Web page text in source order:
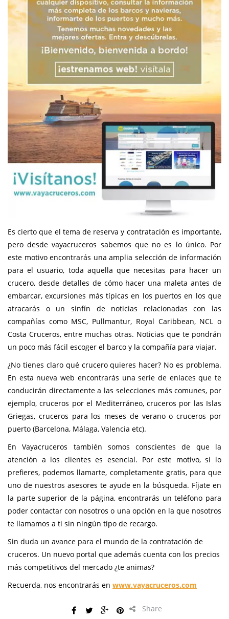
Es cierto que el tema de reserva y contratación es importante,
pero desde vayacruceros sabemos que no es lo único. Por
este motivo encontrarás una amplia selección de información
para el usuario, toda aquella que necesitas para hacer un
crucero, desde detalles de cómo hacer una maleta antes de
embarcar, excursiones más típicas en los puertos en los que
atracarás o un sinfín de noticias relacionadas con las
compañías como MSC, Pullmantur, Royal Caribbean, NCL o
Costa Cruceros, entre muchas otras. Noticias que te pondrán
un poco más fácil escoger el barco y la compañía para viajar.
¿No tienes claro qué crucero quieres hacer? No es problema.
En esta nueva web encontrarás una serie de enlaces que te
conducirán directamente a las selecciones más comunes, por
ejemplo, cruceros por el Mediterráneo, cruceros por las Islas
Griegas, cruceros para los meses de verano o cruceros por
puerto (Barcelona, Málaga, Valencia etc).
En Vayacruceros también somos conscientes de que la
atención a los clientes es esencial. Por este motivo, si lo
prefieres, podemos llamarte, completamente gratis, para que
uno de nuestros asesores te ayude en la búsqueda. Fíjate en
la parte superior de la página, encontrarás un teléfono para
poder contactar con nosotros o una opción en la que nosotros
te llamamos a ti sin ningún tipo de recargo.
Sin duda un avance para el mundo de la contratación de
cruceros. Un nuevo portal que además cuenta con los precios
más competitivos del mercado ¿te animas?
Recuerda, nos encontrarás en www.vayacruceros.com
Share